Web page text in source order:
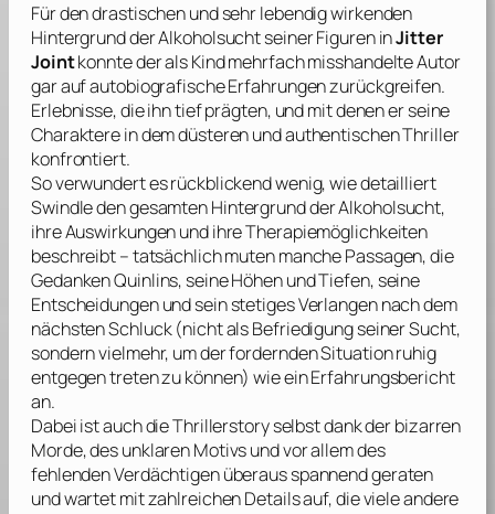
Für den drastischen und sehr lebendig wirkenden
Hintergrund der Alkoholsucht seiner Figuren inJitter
Jointkonnte der als Kind mehrfach misshandelte Autor
gar auf autobiografische Erfahrungen zurückgreifen.
Erlebnisse, die ihn tief prägten, und mit denen er seine
Charaktere in dem düsteren und authentischen Thriller
konfrontiert.
So verwundert es rückblickend wenig, wie detailliert
Swindleden gesamten Hintergrund der Alkoholsucht,
ihre Auswirkungen und ihre Therapiemöglichkeiten
beschreibt – tatsächlich muten manche Passagen, die
Gedanken Quinlins, seine Höhen und Tiefen, seine
Entscheidungen und sein stetiges Verlangen nach dem
nächsten Schluck (nicht als Befriedigung seiner Sucht,
sondern vielmehr, um der fordernden Situation ruhig
entgegen treten zu können) wie ein Erfahrungsbericht
an.
Dabei ist auch die Thrillerstory selbst dank der bizarren
Morde, des unklaren Motivs und vor allem des
fehlenden Verdächtigen überaus spannend geraten
und wartet mit zahlreichen Details auf, die viele andere